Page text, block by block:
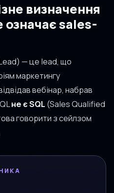
визначення
означає sales-
— це lead, що
маркетингу
вебінар, набрав
не є SQL (Sales Qualified
говорити з сейлзом